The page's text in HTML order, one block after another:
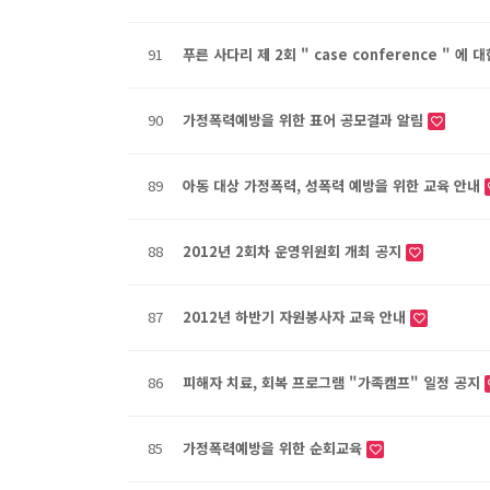
91 푸른 사다리 제 2회 " case conference " 에 대
90 가정폭력예방을 위한 표어 공모결과 알림
89 아동 대상 가정폭력, 성폭력 예방을 위한 교육 안내
88 2012년 2회차 운영위원회 개최 공지
87 2012년 하반기 자원봉사자 교육 안내
86 피해자 치료, 회복 프로그램 "가족캠프" 일정 공지
85 가정폭력예방을 위한 순회교육